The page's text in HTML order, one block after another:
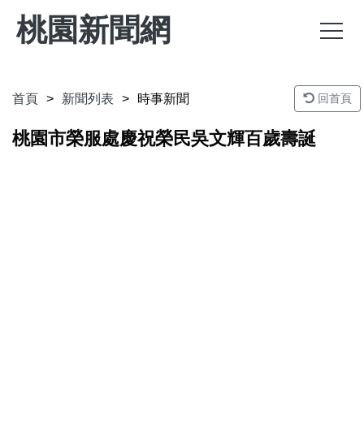
桃園新聞網
首頁 新聞列表 時事新聞 回首頁
桃園市榮服處慶祝榮民吳文輝百歲壽誕